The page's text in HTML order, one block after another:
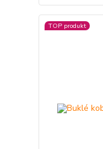
TOP produkt